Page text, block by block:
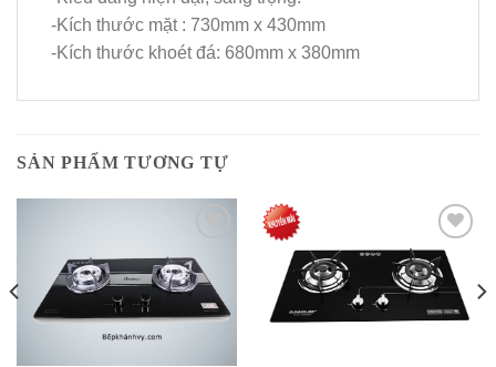
-Kích thước mặt : 730mm x 430mm
-Kích thước khoét đá: 680mm x 380mm
SẢN PHẨM TƯƠNG TỰ
Wishlist
Add to
Wishlist